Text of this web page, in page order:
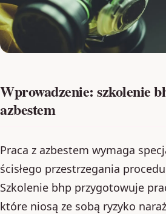
Wprowadzenie: szkolenie
azbestem
Praca z azbestem wymaga
ścisłego przestrzegania
Szkolenie bhp przygotowuje
które niosą ze sobą ryzyko